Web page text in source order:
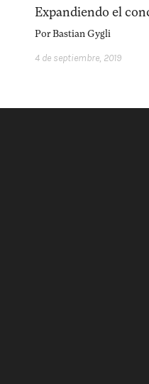
Expandiendo el
PorBastian Gygli
4 de septiembre, 2019
acerca
equipo